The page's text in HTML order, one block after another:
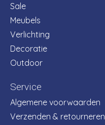
Sale
Meubels
Verlichting
Decoratie
Outdoor
Service
Algemene voorwaarden
Verzenden & retourneren